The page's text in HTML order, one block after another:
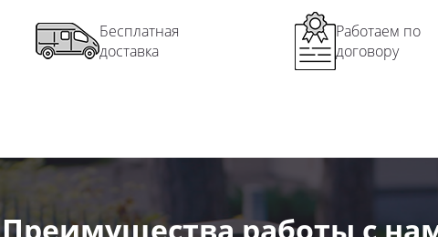
Бесплатная
доставка
Работаем по
договору